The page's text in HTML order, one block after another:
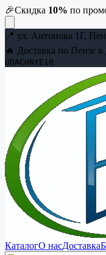
🎉Скидка 10% по
📍 ул. Антонова 1Г,
🔥 Доставка по Пензе в
UDACHNYE10
КаталогО насДоставка